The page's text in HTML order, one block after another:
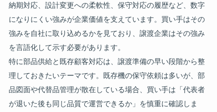
納期対応、設計変更への柔軟性、保守対応の履歴など、数字
になりにくい強みが企業価値を支えています。買い手はその
強みを自社に取り込めるかを見ており、譲渡企業はその強み
を言語化して示す必要があります。
特に部品供給と既存顧客対応は、譲渡準備の早い段階から整
理しておきたいテーマです。既存機の保守依頼は多いが、部
品図面や代替品管理が散在している場合、買い手は「代表者
が退いた後も同じ品質で運営できるか」を慎重に確認しま